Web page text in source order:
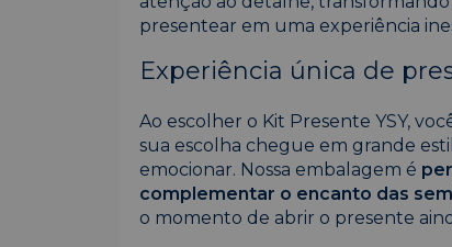
presentear em uma experiência
Experiência única de
Ao escolher o Kit Presente YSY,
sua escolha chegue em grande
emocionar. Nossa embalagem é
complementar o encanto das
o momento de abrir o presente